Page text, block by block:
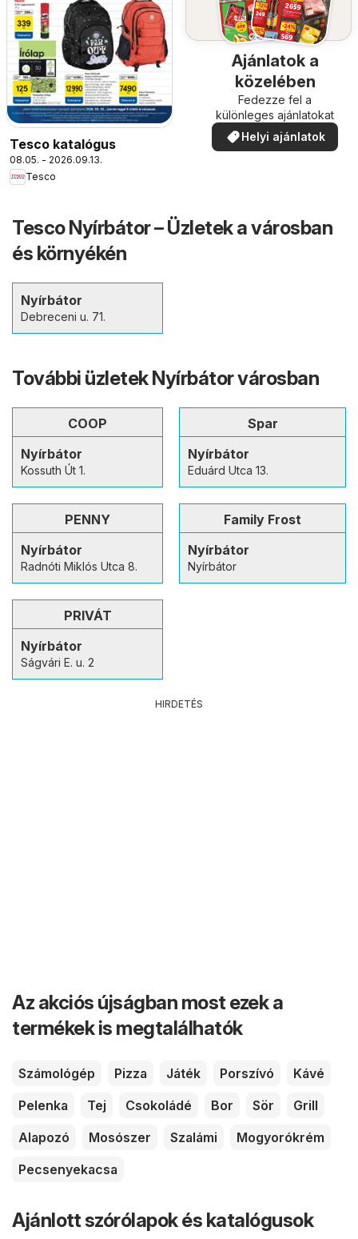
Tesco katalógus
08.05. - 2026.09.13.
Tesco
Ajánlatok a
közelében
Fedezze fel a
különleges ajánlatokat
Helyi ajánlatok
Tesco Nyírbátor – Üzletek a városban
és környékén
Nyírbátor
Debreceni u. 71.
További üzletek Nyírbátor városban
COOP
Nyírbátor
Kossuth Út 1.
Spar
Nyírbátor
Eduárd Utca 13.
PENNY
Nyírbátor
Radnóti Miklós Utca 8.
Family Frost
Nyírbátor
Nyírbátor
PRIVÁT
Nyírbátor
Ságvári E. u. 2
HIRDETÉS
Az akciós újságban most ezek a
termékek is megtalálhatók
Számológép Pizza Játék Porszívó
Kávé
Pelenka
Tej Csokoládé Bor Sör
Grill
Alapozó
Mosószer Szalámi
Mogyorókrém
Pecsenyekacsa
Ajánlott szórólapok és katalógusok